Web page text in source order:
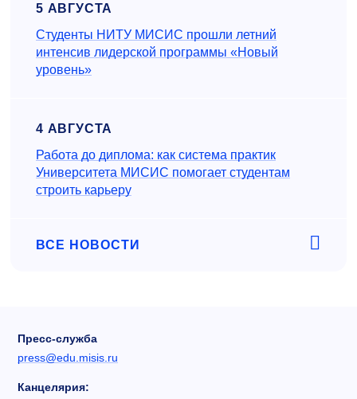
5 АВГУСТА
Студенты НИТУ МИСИС прошли летний
интенсив лидерской программы «Новый
уровень»
4 АВГУСТА
Работа до диплома: как система практик
Университета МИСИС помогает студентам
строить карьеру
ВСЕ НОВОСТИ
Пресс-служба
press@edu.misis.ru
Канцелярия: